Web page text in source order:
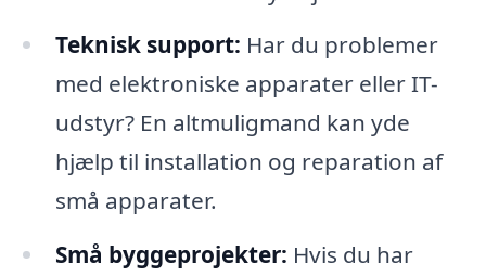
Teknisk support: Har du problemer
med elektroniske apparater eller IT-
udstyr? En altmuligmand kan yde
hjælp til installation og reparation af
små apparater.
Små byggeprojekter: Hvis du har